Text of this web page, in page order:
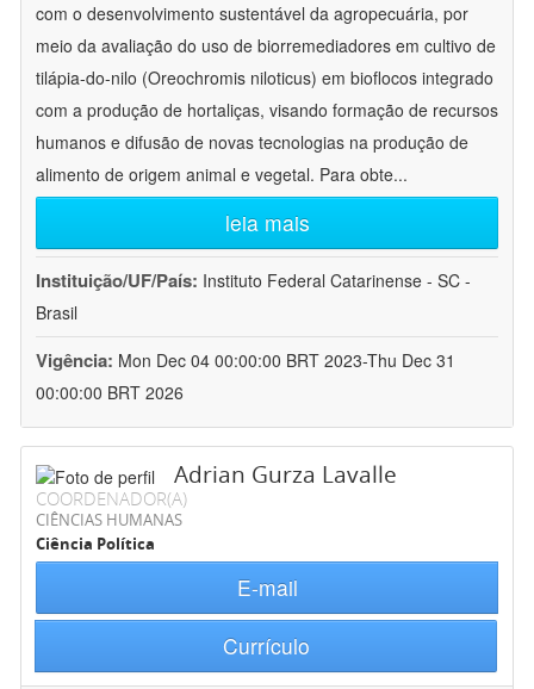
com o desenvolvimento sustentável da agropecuária, por
meio da avaliação do uso de biorremediadores em cultivo de
tilápia-do-nilo (Oreochromis niloticus) em bioflocos integrado
com a produção de hortaliças, visando formação de recursos
humanos e difusão de novas tecnologias na produção de
alimento de origem animal e vegetal. Para obte...
leia mais
Instituição/UF/País: Instituto Federal Catarinense - SC -
Brasil
Vigência: Mon Dec 04 00:00:00 BRT 2023-Thu Dec 31
00:00:00 BRT 2026
Adrian Gurza Lavalle
COORDENADOR(A)
CIÊNCIAS HUMANAS
Ciência Política
E-mail
Currículo